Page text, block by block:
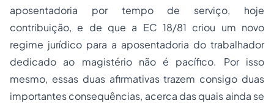
aposentadoria por tempo de serviço, hoje
contribuição, e de que a EC 18/81 criou um novo
regime jurídico para a aposentadoria do trabalhador
dedicado ao magistério não é pacífico. Por isso
mesmo, essas duas afirmativas trazem consigo duas
importantes consequências, acerca das quais ainda se